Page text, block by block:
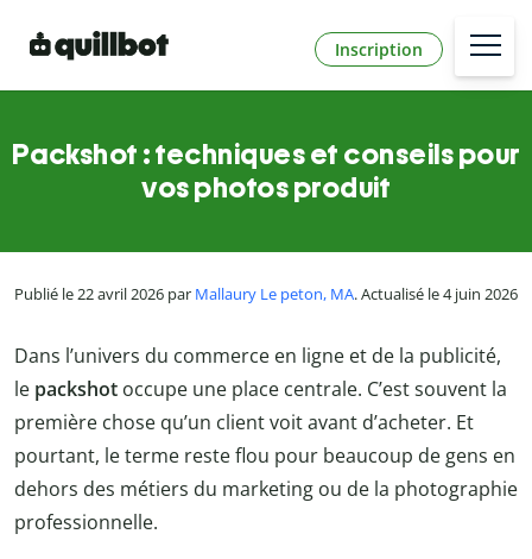
Inscription
Packshot : techniques et conseils pour
vos photos produit
Publié le 22 avril 2026 par Mallaury Le peton, MA. Actualisé le 4 juin 2026
Dans l’univers du commerce en ligne et de la publicité,
le packshot occupe une place centrale. C’est souvent la
première chose qu’un client voit avant d’acheter. Et
pourtant, le terme reste flou pour beaucoup de gens en
dehors des métiers du marketing ou de la photographie
professionnelle.